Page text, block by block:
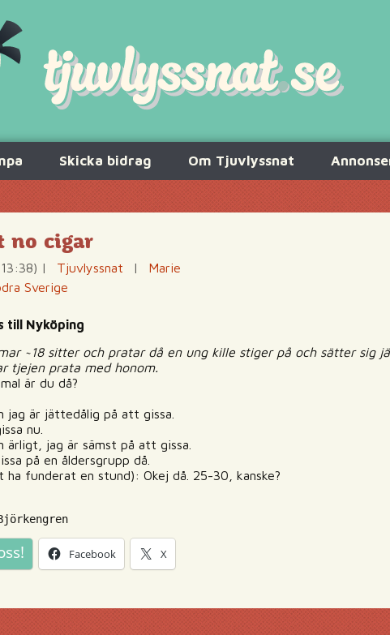
Skicka bidrag Om Tjuvlyssnat
no cigar
| Tjuvlyssnat |
Marie
Sverige
till Nyköping
~18 sitter och pratar då en ung kille stiger på och sätter sig
tjejen prata med honom.
är du då?
jag är jättedålig på att gissa.
nu.
ärligt, jag är sämst på att gissa.
på en åldersgrupp då.
funderat en stund): Okej då. 25-30, kanske?
Facebook X